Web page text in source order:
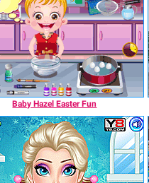
Baby Hazel Easter Fun